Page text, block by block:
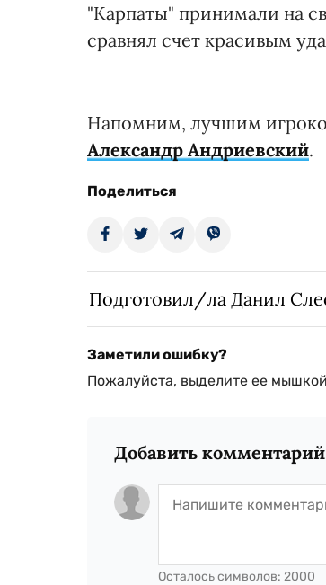
"Карпаты" принимали на
сравнял счет красивым
Напомним, лучшим
Александр Андриевский.
Поделиться
Подготовил/ла Данил
Заметили ошибку?
Пожалуйста, выделите ее
Добавить комментарий
Осталось символов: 2000